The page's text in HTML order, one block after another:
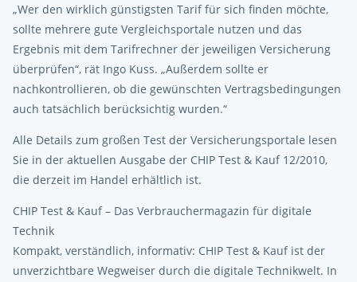
„Wer den wirklich günstigsten Tarif für sich finden möchte,
sollte mehrere gute Vergleichsportale nutzen und das
Ergebnis mit dem Tarifrechner der jeweiligen Versicherung
überprüfen“, rät Ingo Kuss. „Außerdem sollte er
nachkontrollieren, ob die gewünschten Vertragsbedingungen
auch tatsächlich berücksichtig wurden.“
Alle Details zum großen Test der Versicherungsportale lesen
Sie in der aktuellen Ausgabe der CHIP Test & Kauf 12/2010,
die derzeit im Handel erhältlich ist.
CHIP Test & Kauf – Das Verbrauchermagazin für digitale
Technik
Kompakt, verständlich, informativ: CHIP Test & Kauf ist der
unverzichtbare Wegweiser durch die digitale Technikwelt. In